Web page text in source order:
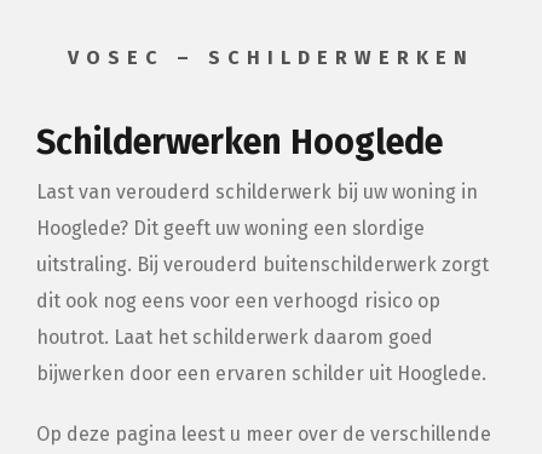
VOSEC – SCHILDERWERKEN
Schilderwerken Hooglede
Last van verouderd schilderwerk bij uw woning in
Hooglede? Dit geeft uw woning een slordige
uitstraling. Bij verouderd buitenschilderwerk zorgt
dit ook nog eens voor een verhoogd risico op
houtrot. Laat het schilderwerk daarom goed
bijwerken door een ervaren schilder uit Hooglede.
Op deze pagina leest u meer over de verschillende